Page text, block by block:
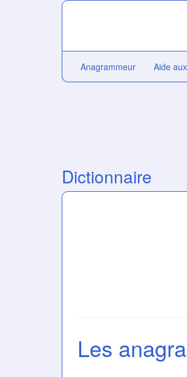
Anagrammeur Aide
Dictionnaire
Les